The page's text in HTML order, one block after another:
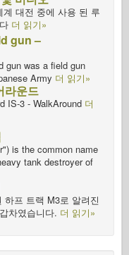
대전 중에 사용 된 루
더 읽기»
gun –
gun was a field gun
Army 더 읽기»
라운드
IS-3 - WalkAround 더
is the common name
tank destroyer of
하프 트랙 M3로 알려진
차였습니다. 더 읽기»